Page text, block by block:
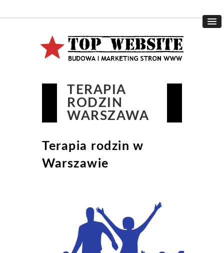
TERAPIA
RODZIN
WARSZAWA
Terapia rodzin w
Warszawie